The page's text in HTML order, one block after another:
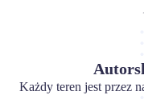
Każdy teren jest przez